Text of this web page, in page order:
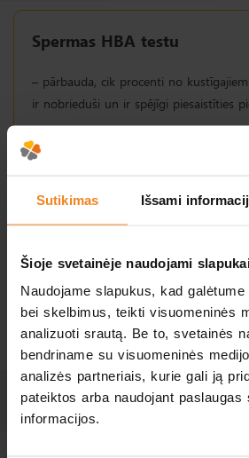
Sutikimas Išsami
Šioje svetainėje naudojami
Naudojame slapukus, kad
bei skelbimus, teikti visuomeninės
analizuoti srautą. Be to, svetainės
bendriname su visuomeninės
analizės partneriais, kurie gali ją
pateiktos arba naudojant paslaugas
informacijos.
Spermas HBA testu
– pārbauda, cik procenti no
ir nobrieduši un ir spējīgi piesaistīties
Individuāla
Jūs veicat tikai to pētījumu, kas jums
nepieciešams, bez paketēm un
Kā sagatavoties spermas